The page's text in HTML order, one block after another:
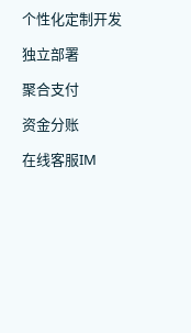
个性化定制开发
独立部署
聚合支付
资金分账
在线客服IM